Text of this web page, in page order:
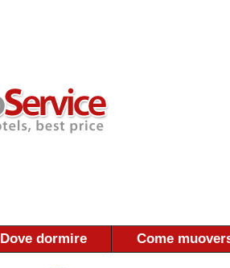
Dove dormire Come